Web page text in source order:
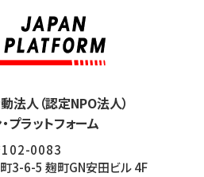
法人（認定NPO法人）
プラットフォーム
102-0083
3-6-5 麹町GN安田ビル 4F